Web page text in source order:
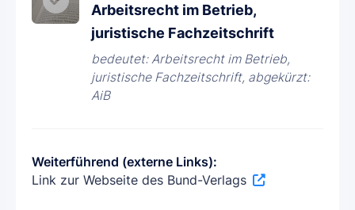
Arbeitsrecht im Betrieb,
juristische Fachzeitschrift
bedeutet: Arbeitsrecht im Betrieb,
juristische Fachzeitschrift, abgekürzt:
AiB
Weiterführend (externe Links):
Link zur Webseite des Bund-Verlags